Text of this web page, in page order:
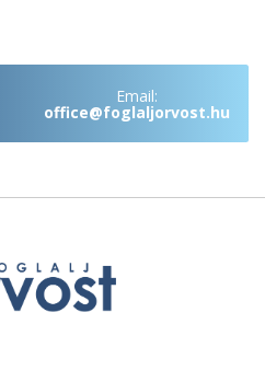
Email:
office@foglaljorvost.hu